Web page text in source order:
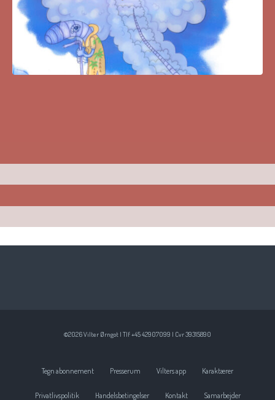
©2026 Vilter Ørngot | Tlf +45 42907099 | Cvr 39315890
Tegn abonnement Presserum Vilters app Karaktærer
Privatlivspolitik Handelsbetingelser Kontakt Samarbejder